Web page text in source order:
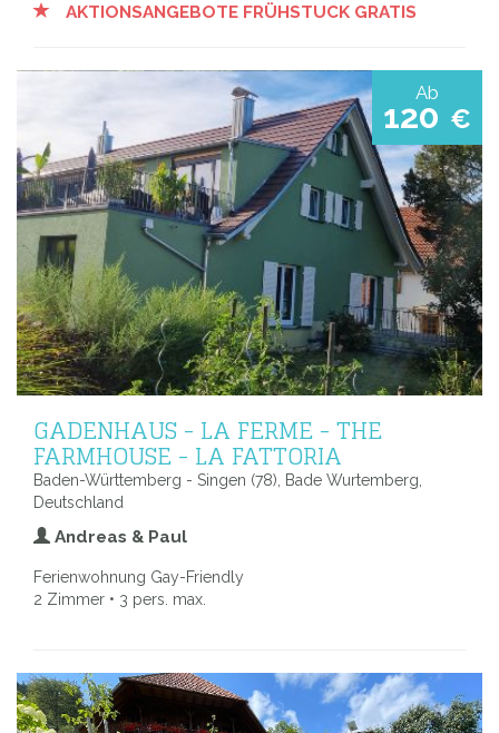
AKTIONSANGEBOTE FRÜHSTUCK GRATIS
Ab
120 €
GADENHAUS - LA FERME - THE
FARMHOUSE - LA FATTORIA
Baden-Württemberg - Singen (78), Bade Wurtemberg,
Deutschland
Andreas & Paul
Ferienwohnung Gay-Friendly
2 Zimmer • 3 pers. max.